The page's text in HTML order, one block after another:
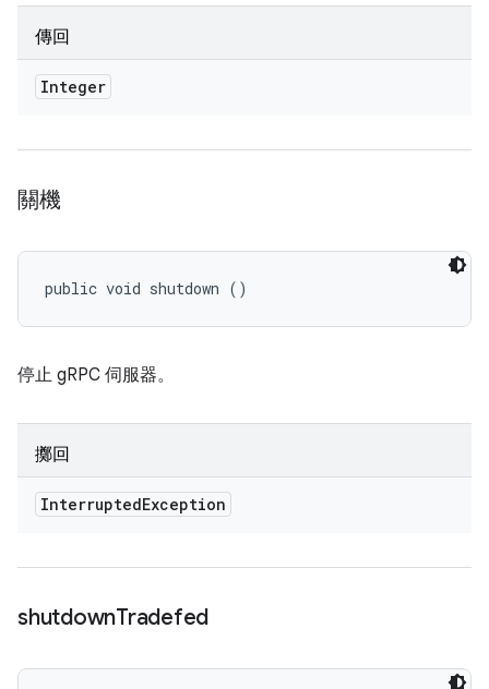
傳回
Integer
關機
public void shutdown ()
停止 gRPC 伺服器。
擲回
InterruptedException
shutdownTradefed